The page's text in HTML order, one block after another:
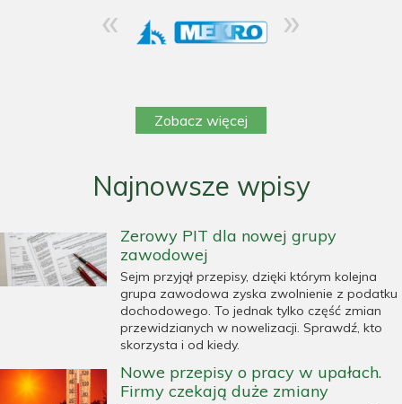
« »
Zobacz więcej
Najnowsze wpisy
Zerowy PIT dla nowej grupy
zawodowej
Sejm przyjął przepisy, dzięki którym kolejna
grupa zawodowa zyska zwolnienie z podatku
dochodowego. To jednak tylko część zmian
przewidzianych w nowelizacji. Sprawdź, kto
skorzysta i od kiedy.
Nowe przepisy o pracy w upałach.
Firmy czekają duże zmiany